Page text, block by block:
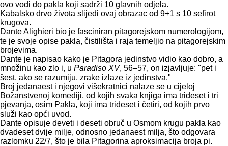
ovo vodi do pakla koji sadrži 10 glavnih odjela.
Kabalsko drvo života slijedi ovaj obrazac od 9+1 s 10 sefirot
krugova.
Dante Alighieri bio je fasciniran pitagorejskom numerologijom,
te je svoje opise pakla, čistilišta i raja temeljio na pitagorejskim
brojevima.
Dante je napisao kako je Pitagora jedinstvo vidio kao dobro, a
množinu kao zlo i, u Paradiso XV, 56–57, on izjavljuje: "pet i
šest, ako se razumiju, zrake izlaze iz jedinstva."
Broj jedanaest i njegovi višekratnici nalaze se u cijeloj
Božanstvenoj komediji, od kojih svaka knjiga ima trideset i tri
pjevanja, osim Pakla, koji ima trideset i četiri, od kojih prvo
služi kao opći uvod.
Dante opisuje deveti i deseti obruč u Osmom krugu pakla kao
dvadeset dvije milje, odnosno jedanaest milja, što odgovara
razlomku 22/7, što je bila Pitagorina aproksimacija broja pi.